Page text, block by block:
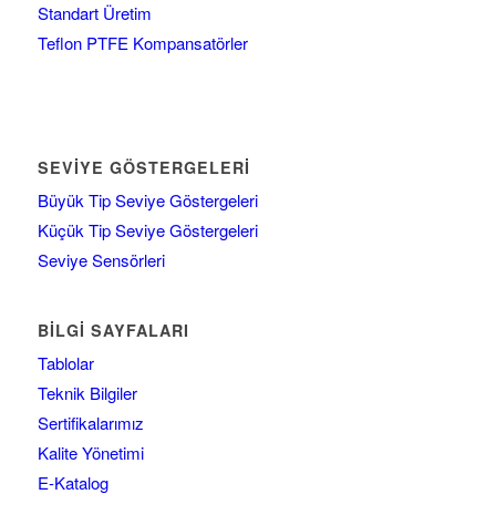
Standart Üretim
Teflon PTFE Kompansatörler
SEVIYE GÖSTERGELERI
Büyük Tip Seviye Göstergeleri
Küçük Tip Seviye Göstergeleri
Seviye Sensörleri
BILGI SAYFALARI
Tablolar
Teknik Bilgiler
Sertifikalarımız
Kalite Yönetimi
E-Katalog